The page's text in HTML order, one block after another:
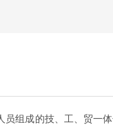
员组成的技、工、贸一